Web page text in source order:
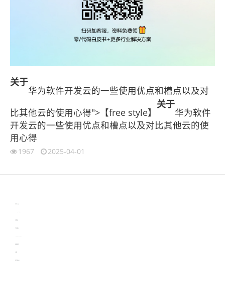
关于
华为软件开发云的一些使用优点和槽点以及对
比其他云的使用心得">【free style】
关于
华为软件
开发云的一些使用优点和槽点以及对比其他云的使
用心得
1967 2025-04-01